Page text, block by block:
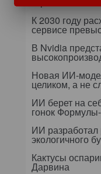
К 2030 году
сервисе
В Nvidia
Новая ИИ-
целиком, а не
ИИ берет на
гонок
ИИ разработал
экологичного
Кактусы
Дарвина